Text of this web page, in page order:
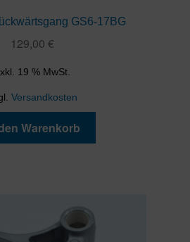
GS6-17BG
129,00 €
19 % MwSt.
Versandkosten
Warenkorb